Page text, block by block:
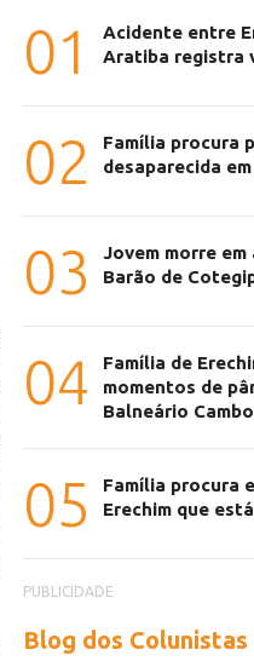
01
Acidente entre
Aratiba registra
02
Família procura
desaparecida
03
Jovem morre
Barão de
04
Família de
momentos de
Balneário
05
Família procura
Erechim que
PUBLICIDADE
Blog dos Colunistas